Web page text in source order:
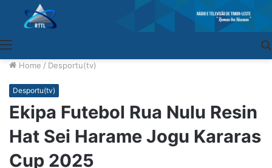
Home / Desportu(tv)
Desportu(tv)
Ekipa Futebol Rua Nulu Resin
Hat Sei Harame Jogu Kararas
Cup 2025